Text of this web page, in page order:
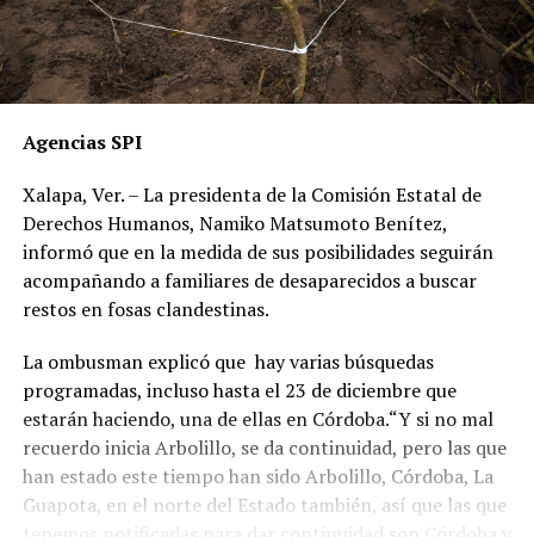
Agencias SPI
Xalapa, Ver. – La presidenta de la Comisión Estatal de
Derechos Humanos, Namiko Matsumoto Benítez,
informó que en la medida de sus posibilidades seguirán
acompañando a familiares de desaparecidos a buscar
restos en fosas clandestinas.
La ombusman explicó que hay varias búsquedas
programadas, incluso hasta el 23 de diciembre que
estarán haciendo, una de ellas en Córdoba.“Y si no mal
recuerdo inicia Arbolillo, se da continuidad, pero las que
han estado este tiempo han sido Arbolillo, Córdoba, La
Guapota, en el norte del Estado también, así que las que